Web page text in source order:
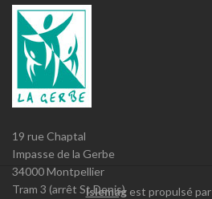
19 rue Chaptal
Impasse de la Gerbe
34000 Montpellier
Tram 3 (arrêt St Denis)
Islemagest propulsé par